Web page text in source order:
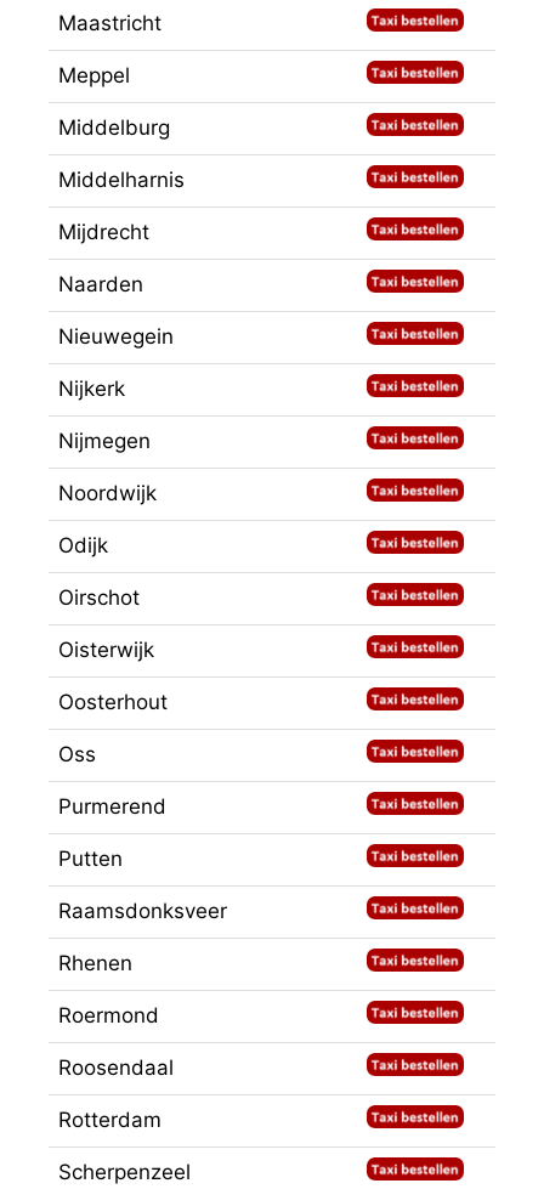
Maastricht
Meppel
Middelburg
Middelharnis
Mijdrecht
Naarden
Nieuwegein
Nijkerk
Nijmegen
Noordwijk
Odijk
Oirschot
Oisterwijk
Oosterhout
Oss
Purmerend
Putten
Raamsdonksveer
Rhenen
Roermond
Roosendaal
Rotterdam
Scherpenzeel